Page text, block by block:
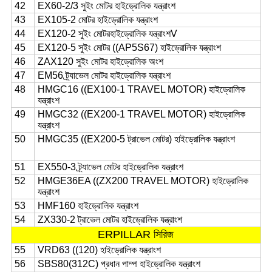
42
EX60-2/3 সুইং মোটর হাইড্রোলিক যন্ত্রাংশ
43
EX105-2 মোটর হাইড্রোলিক যন্ত্রাংশ
44
EX120-2 সুইং মোটরহাইড্রোলিক যন্ত্রাংশV
45
EX120-5 সুইং মোটর ((AP5S67) হাইড্রোলিক যন্ত্রাংশ
46
ZAX120 সুইং মোটর হাইড্রোলিক অংশ
47
EM56 ট্র্যাভেল মোটর হাইড্রোলিক যন্ত্রাংশ
48
HMGC16 ((EX100-1 TRAVEL MOTOR) হাইড্রোলিক
যন্ত্রাংশ
49
HMGC32 ((EX200-1 TRAVEL MOTOR) হাইড্রোলিক
যন্ত্রাংশ
50
HMGC35 ((EX200-5 ট্রাভেল মোটর) হাইড্রোলিক যন্ত্রাংশ
51
EX550-3 ট্র্যাভেল মোটর হাইড্রোলিক যন্ত্রাংশ
52
HMGE36EA ((ZX200 TRAVEL MOTOR) হাইড্রোলিক
যন্ত্রাংশ
53
HMF160 হাইড্রোলিক যন্ত্রাংশ
54
ZX330-2 ট্রাভেল মোটর হাইড্রোলিক যন্ত্রাংশ
ERPILLAR সিরিজ
55
VRD63 ((120) হাইড্রোলিক যন্ত্রাংশ
56
SBS80(312C) প্রধান পাম্প হাইড্রোলিক যন্ত্রাংশ